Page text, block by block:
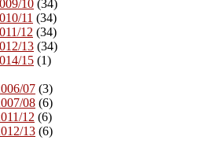
10 (34)
11 (34)
12 (34)
13 (34)
15 (1)
07 (3)
08 (6)
12 (6)
13 (6)